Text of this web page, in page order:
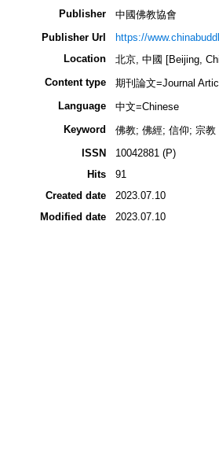
Publisher
中國佛教協會
Publisher Url
https://
Location
北京, 中國 [Beijing,
Content type
期刊論文=Journal
Language
中文=Chinese
Keyword
佛教; 佛經; 信仰; 宗教
ISSN
10042881 (P)
Hits
91
Created date
2023.07.10
Modified date
2023.07.10